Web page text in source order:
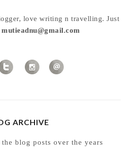
love writing n travelling. Just
mutieadnu@gmail.com
ARCHIVE
blog posts over the years